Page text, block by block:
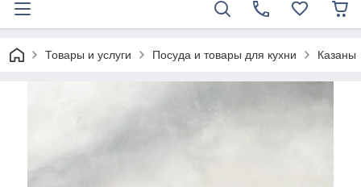
Товары и услуги Посуда и товары для кухни Казаны